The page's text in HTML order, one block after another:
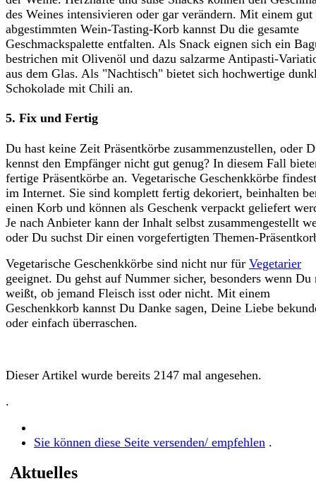
des Weines intensivieren oder gar verändern. Mit einem gut
abgestimmten Wein-Tasting-Korb kannst Du die gesamte
Geschmackspalette entfalten. Als Snack eignen sich ein
bestrichen mit Olivenöl und dazu salzarme Antipasti-
aus dem Glas. Als "Nachtisch" bietet sich hochwertige
Schokolade mit Chili an.
5. Fix und Fertig
Du hast keine Zeit Präsentkörbe zusammenzustellen, oder
kennst den Empfänger nicht gut genug? In diesem Fall
fertige Präsentkörbe an. Vegetarische Geschenkkörbe
im Internet. Sie sind komplett fertig dekoriert, beinhalten
einen Korb und können als Geschenk verpackt geliefert
Je nach Anbieter kann der Inhalt selbst zusammengestellt
oder Du suchst Dir einen vorgefertigten Themen-
Vegetarische Geschenkkörbe sind nicht nur für Vegetarier
geeignet. Du gehst auf Nummer sicher, besonders wenn Du
weißt, ob jemand Fleisch isst oder nicht. Mit einem
Geschenkkorb kannst Du Danke sagen, Deine Liebe
oder einfach überraschen.
Dieser Artikel wurde bereits 2147 mal angesehen.
.
Sie können diese Seite versenden/ empfehlen .
Aktuelles